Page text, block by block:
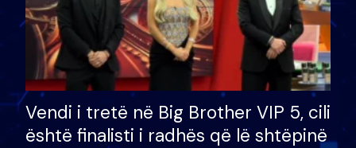
Vendi i tretë në Big Brother VIP 5, cili
është finalisti i radhës që lë shtëpinë